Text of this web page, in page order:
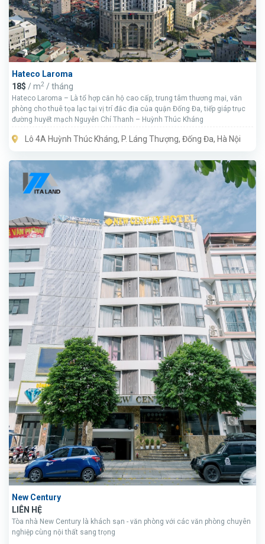
Hateco Laroma
18$ / m2 / tháng
Hateco Laroma – Là tổ hợp căn hộ cao cấp, trung tâm thương mại, văn
phòng cho thuê tọa lạc tại vị trí đắc địa của quận Đống Đa, tiếp giáp trục
đường huyết mạch Nguyễn Chí Thanh – Huỳnh Thúc Kháng
Lô 4A Huỳnh Thúc Kháng, P. Láng Thượng, Đống Đa, Hà Nội
New Century
LIÊN HỆ
Tòa nhà New Century là khách sạn - văn phòng với các văn phòng chuyên
nghiệp cùng nội thất sang trọng